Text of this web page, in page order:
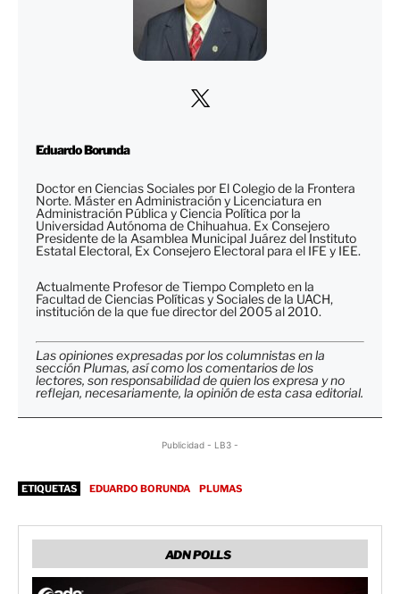
Eduardo Borunda
Doctor en Ciencias Sociales por El Colegio de la Frontera
Norte. Máster en Administración y Licenciatura en
Administración Pública y Ciencia Política por la
Universidad Autónoma de Chihuahua. Ex Consejero
Presidente de la Asamblea Municipal Juárez del Instituto
Estatal Electoral, Ex Consejero Electoral para el IFE y IEE.
Actualmente Profesor de Tiempo Completo en la
Facultad de Ciencias Políticas y Sociales de la UACH,
institución de la que fue director del 2005 al 2010.
Las opiniones expresadas por los columnistas en la
sección Plumas, así como los comentarios de los
lectores, son responsabilidad de quien los expresa y no
reflejan, necesariamente, la opinión de esta casa editorial.
Publicidad - LB3 -
ETIQUETAS EDUARDO BORUNDA PLUMAS
ADN POLLS